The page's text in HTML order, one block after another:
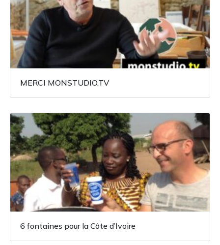
MERCI MONSTUDIO.TV
6 fontaines pour la Côte d’Ivoire